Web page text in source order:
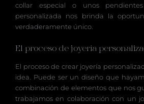
collar especial o unos
personalizada nos brinda la
verdaderamente único.
El proceso de joyería
El proceso de crear joyería
idea. Puede ser un diseño que
combinación de elementos que nos
trabajamos en colaboración con un